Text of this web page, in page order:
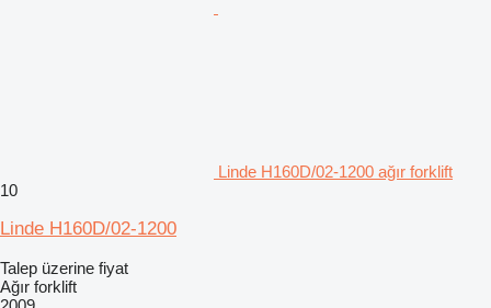
Linde H160D/02-1200 ağır forklift
10
Linde H160D/02-1200
Talep üzerine fiyat
Ağır forklift